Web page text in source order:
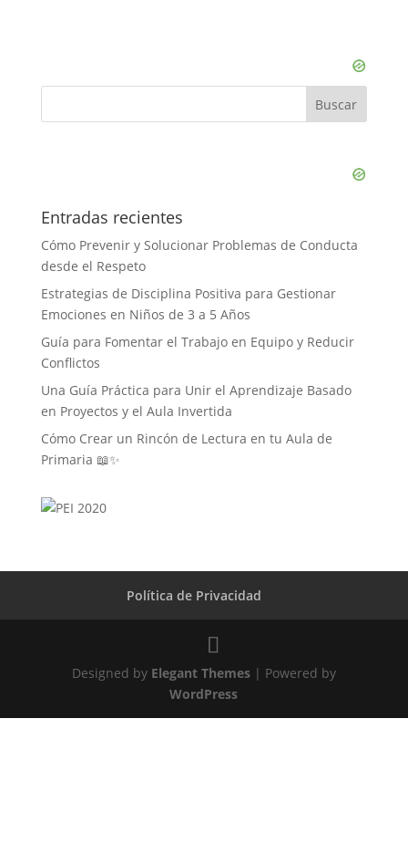
Entradas recientes
Cómo Prevenir y Solucionar Problemas de Conducta
desde el Respeto
Estrategias de Disciplina Positiva para Gestionar
Emociones en Niños de 3 a 5 Años
Guía para Fomentar el Trabajo en Equipo y Reducir
Conflictos
Una Guía Práctica para Unir el Aprendizaje Basado
en Proyectos y el Aula Invertida
Cómo Crear un Rincón de Lectura en tu Aula de
Primaria 📖✨
Política de Privacidad
Designed by Elegant Themes| Powered by
WordPress